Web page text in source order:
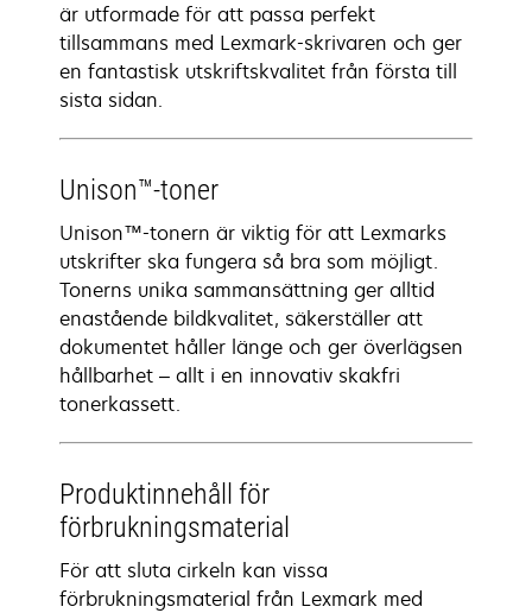
är utformade för att passa perfekt
tillsammans med Lexmark-skrivaren och ger
en fantastisk utskriftskvalitet från första till
sista sidan.
Unison™-toner
Unison™-tonern är viktig för att Lexmarks
utskrifter ska fungera så bra som möjligt.
Tonerns unika sammansättning ger alltid
enastående bildkvalitet, säkerställer att
dokumentet håller länge och ger överlägsen
hållbarhet – allt i en innovativ skakfri
tonerkassett.
Produktinnehåll för
förbrukningsmaterial
För att sluta cirkeln kan vissa
förbrukningsmaterial från Lexmark med